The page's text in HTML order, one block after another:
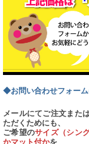
◆お問い合わせフォー
メールにてご注文また
ただくためにも、
ご希望のサイズ（シン
かマット付かを